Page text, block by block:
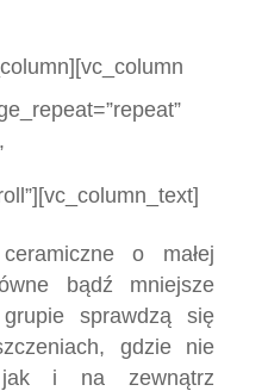
o małej
bądź mniejsze
sprawdzą się
gdzie nie
jak i na zewnątrz